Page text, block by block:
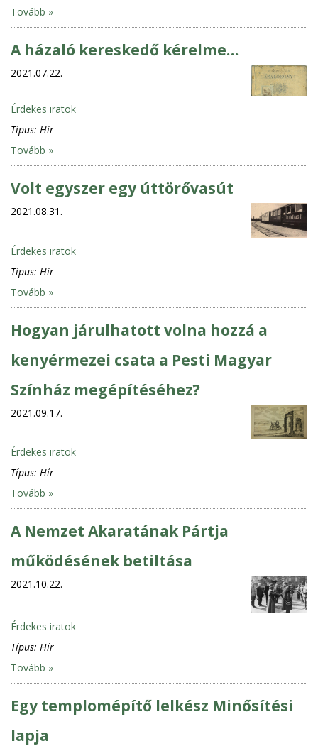
Tovább »
A házaló kereskedő kérelme…
2021.07.22.
Érdekes iratok
Típus: Hír
Tovább »
Volt egyszer egy úttörővasút
2021.08.31.
Érdekes iratok
Típus: Hír
Tovább »
Hogyan járulhatott volna hozzá a
kenyérmezei csata a Pesti Magyar
Színház megépítéséhez?
2021.09.17.
Érdekes iratok
Típus: Hír
Tovább »
A Nemzet Akaratának Pártja
működésének betiltása
2021.10.22.
Érdekes iratok
Típus: Hír
Tovább »
Egy templomépítő lelkész Minősítési
lapja